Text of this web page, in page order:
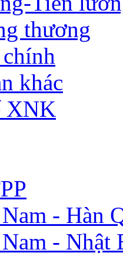
thương
khác
XNK
- Hàn
- Nhật